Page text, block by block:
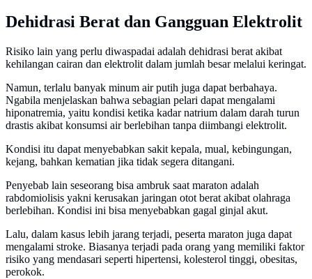
Dehidrasi Berat dan Gangguan Elektrolit
Risiko lain yang perlu diwaspadai adalah dehidrasi berat akibat
kehilangan cairan dan elektrolit dalam jumlah besar melalui keringat.
Namun, terlalu banyak minum air putih juga dapat berbahaya.
Ngabila menjelaskan bahwa sebagian pelari dapat mengalami
hiponatremia, yaitu kondisi ketika kadar natrium dalam darah turun
drastis akibat konsumsi air berlebihan tanpa diimbangi elektrolit.
Kondisi itu dapat menyebabkan sakit kepala, mual, kebingungan,
kejang, bahkan kematian jika tidak segera ditangani.
Penyebab lain seseorang bisa ambruk saat maraton adalah
rabdomiolisis yakni kerusakan jaringan otot berat akibat olahraga
berlebihan. Kondisi ini bisa menyebabkan gagal ginjal akut.
Lalu, dalam kasus lebih jarang terjadi, peserta maraton juga dapat
mengalami stroke. Biasanya terjadi pada orang yang memiliki faktor
risiko yang mendasari seperti hipertensi, kolesterol tinggi, obesitas,
perokok.